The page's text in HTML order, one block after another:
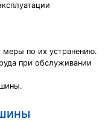
по их устранению.
при обслуживании